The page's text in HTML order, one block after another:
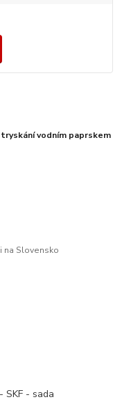
vodním paprskem
na Slovensko
SKF - sada